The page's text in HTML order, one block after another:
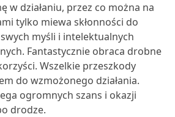
w działaniu, przez co można na
tylko miewa skłonności do
myśli i intelektualnych
Fantastycznie obraca drobne
Wszelkie przeszkody
do wzmożonego działania.
ogromnych szans i okazji
drodze.